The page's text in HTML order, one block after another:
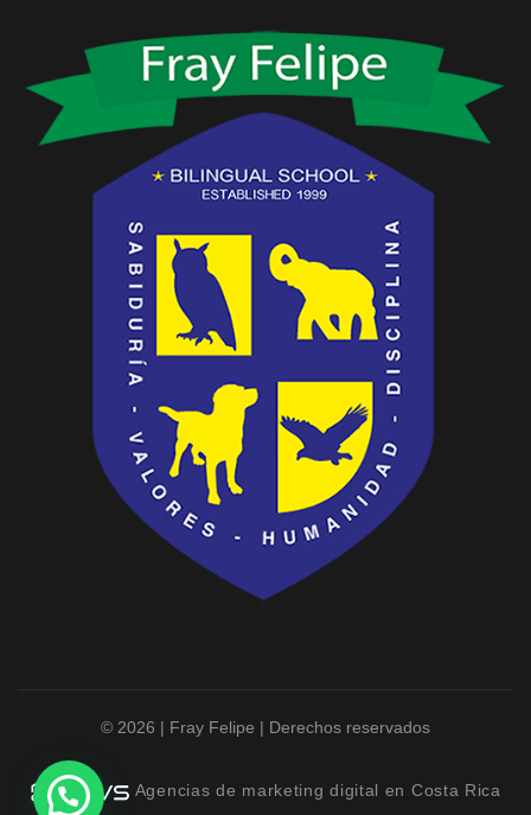
© 2026 | Fray Felipe | Derechos reservados
Agencias de marketing digital en Costa Rica